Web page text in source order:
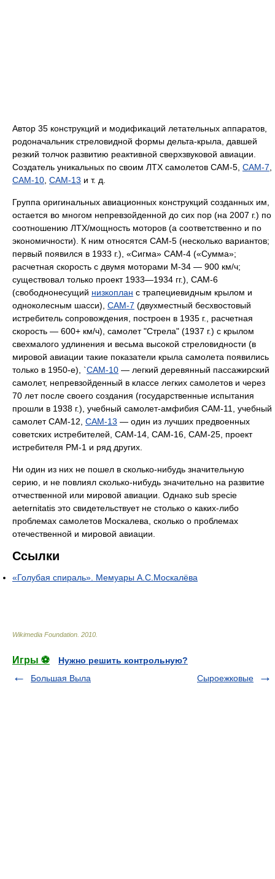
Автор 35 конструкций и модификаций летательных аппаратов,
родоначальник стреловидной формы дельта-крыла, давшей
резкий толчок развитию реактивной сверхзвуковой авиации.
Создатель уникальных по своим ЛТХ самолетов САМ-5, САМ-7
САМ-10 САМ-13 и т. д.
Группа оригинальных авиационных конструкций созданных им,
остается во многом непревзойденной до сих пор (на 2007 г.) по
соотношению ЛТХ/мощность моторов (а соответственно и по
экономичности). К ним относятся САМ-5 (несколько вариантов;
первый появился в 1933 г.), «Сигма» САМ-4 («Сумма»;
расчетная скорость с двумя моторами М-34 — 900 км/ч;
существовал только проект 1933—1934 гг.), САМ-6
(свободнонесущий низкоплан с трапециевидным крылом и
одноколесным шасси), САМ-7 (двухместный бесхвостовый
истребитель сопровождения, построен в 1935 г., расчетная
скорость — 600+ км/ч), самолет "Стрела" (1937 г.) с крылом
свехмалого удлинения и весьма высокой стреловидности (в
мировой авиации такие показатели крыла самолета появились
только в 1950-е), `САМ-10 — легкий деревянный пассажирский
самолет, непревзойденный в классе легких самолетов и через
70 лет после своего создания (государственные испытания
прошли в 1938 г.), учебный самолет-амфибия САМ-11, учебный
самолет САМ-12, САМ-13 — один из лучших предвоенных
советских истребителей, САМ-14, САМ-16, САМ-25, проект
истребителя РМ-1 и ряд других.
Ни один из них не пошел в сколько-нибудь значительную
серию, и не повлиял сколько-нибудь значительно на развитие
отчественной или мировой авиации. Однако sub specie
aeternitatis это свидетельствует не столько о каких-либо
проблемах самолетов Москалева, сколько о проблемах
отечественной и мировой авиации.
Ссылки
«Голубая спираль». Мемуары А.С.Москалёва
Wikimedia Foundation 2010
Игры ⚽
Нужно решить контрольную?
Большая Выла
Сыроежковые